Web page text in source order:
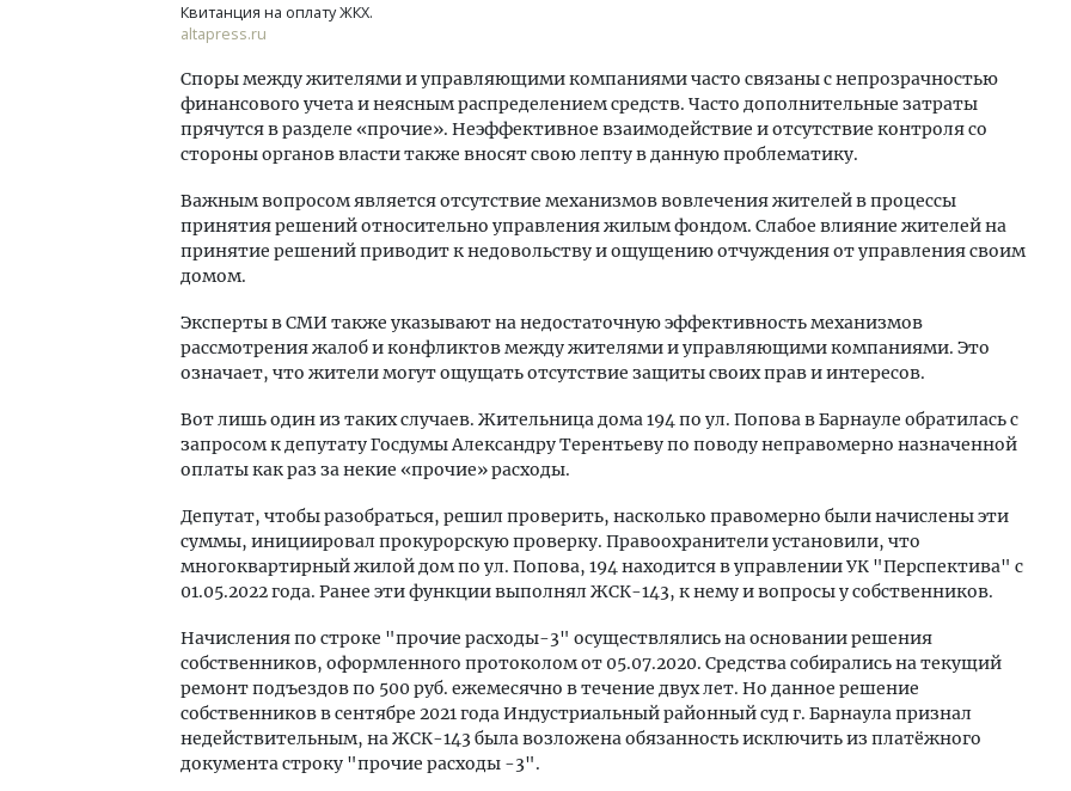
Квитанция на оплату ЖКХ.
altapress.ru
Споры между жителями и управляющими компаниями часто связаны с непрозрачностью
финансового учета и неясным распределением средств. Часто дополнительные затраты
прячутся в разделе «прочие». Неэффективное взаимодействие и отсутствие контроля со
стороны органов власти также вносят свою лепту в данную проблематику.
Важным вопросом является отсутствие механизмов вовлечения жителей в процессы
принятия решений относительно управления жилым фондом. Слабое влияние жителей на
принятие решений приводит к недовольству и ощущению отчуждения от управления своим
домом.
Эксперты в СМИ также указывают на недостаточную эффективность механизмов
рассмотрения жалоб и конфликтов между жителями и управляющими компаниями. Это
означает, что жители могут ощущать отсутствие защиты своих прав и интересов.
Вот лишь один из таких случаев. Жительница дома 194 по ул. Попова в Барнауле обратилась с
запросом к депутату Госдумы Александру Терентьеву по поводу неправомерно назначенной
оплаты как раз за некие «прочие» расходы.
Депутат, чтобы разобраться, решил проверить, насколько правомерно были начислены эти
суммы, инициировал прокурорскую проверку. Правоохранители установили, что
многоквартирный жилой дом по ул. Попова, 194 находится в управлении УК "Перспектива" с
01.05.2022 года. Ранее эти функции выполнял ЖСК-143, к нему и вопросы у собственников.
Начисления по строке "прочие расходы-3" осуществлялись на основании решения
собственников, оформленного протоколом от 05.07.2020. Средства собирались на текущий
ремонт подъездов по 500 руб. ежемесячно в течение двух лет. Но данное решение
собственников в сентябре 2021 года Индустриальный районный суд г. Барнаула признал
недействительным, на ЖСК-143 была возложена обязанность исключить из платёжного
документа строку "прочие расходы -3".